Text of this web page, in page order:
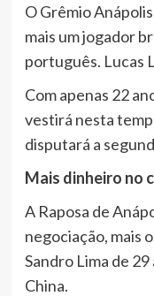
O Grêmio
mais um jogador
português. Lucas
Com apenas 22
vestirá nesta
disputará a
Mais dinheiro no
A Raposa de
negociação, mais
Sandro Lima de
China.